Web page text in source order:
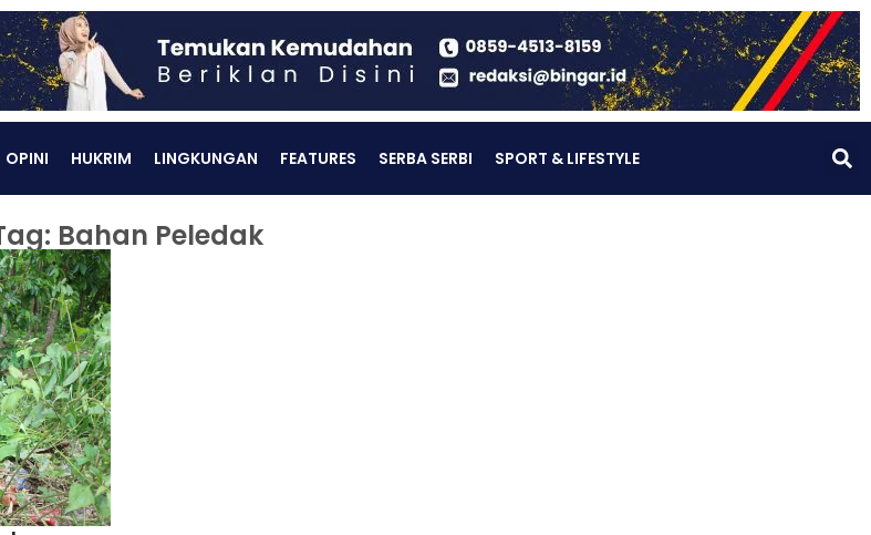
OPINI HUKRIM LINGKUNGAN FEATURES SERBA SERBI SPORT & LIFESTYLE
Bahan Peledak